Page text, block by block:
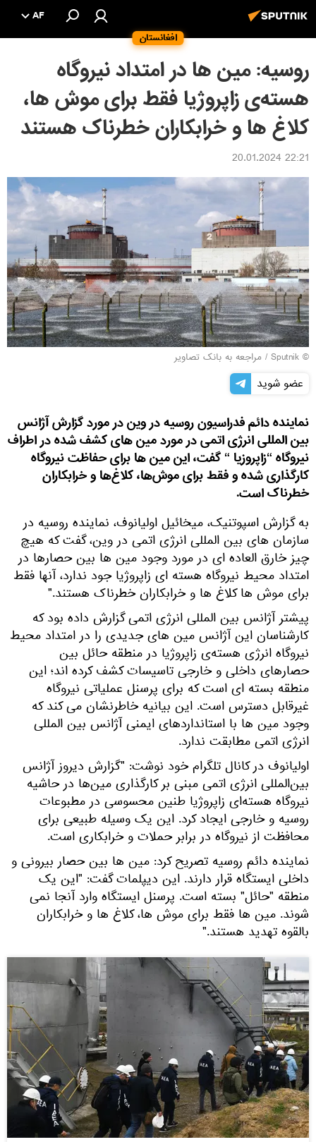
افغانستان
AF
روسیه: مین ها در امتداد نیروگاه
هسته‌ی زاپروژیا فقط برای موش ها،
کلاغ ها و خرابکاران خطرناک هستند
22:21 20.01.2024
© Sputnik
/ مراجعه به بانک تصاویر
عضو شوید
نماینده دائم فدراسیون روسیه در وین در مورد گزارش آژانس
بین المللی انرژی اتمی در مورد مین های کشف شده در اطراف
نیروگاه “زاپروزیا “ گفت، این مین ها برای حفاظت نیروگاه
کارگذاری شده و فقط برای موش‌ها، کلاغ‌ها و خرابکاران
خطرناک است.
به گزارش اسپوتنیک، میخائیل اولیانوف، نماینده روسیه در
سازمان های بین المللی انرژی اتمی در وین، گفت که هیچ
چیز خارق العاده ای در مورد وجود مین ها بین حصارها در
امتداد محیط نیروگاه هسته ای زاپروژیا جود ندارد، آنها فقط
برای موش ها کلاغ ها و خرابکاران خطرناک هستند."
پیشتر آژانس بین المللی انرژی اتمی گزارش داده بود که
کارشناسان این آژانس مین های جدیدی را در امتداد محیط
نیروگاه انرژی هسته‌ی زاپروژیا در منطقه حائل بین
حصارهای داخلی و خارجی تاسیسات کشف کرده اند؛ این
منطقه بسته ای است که برای پرسنل عملیاتی نیروگاه
غیرقابل دسترس است. این بیانیه خاطرنشان می کند که
وجود مین ها با استانداردهای ایمنی آژانس بین المللی
انرژی اتمی مطابقت ندارد.
اولیانوف در کانال تلگرام خود نوشت: "گزارش دیروز آژانس
بین‌المللی انرژی اتمی مبنی بر کارگذاری مین‌ها در حاشیه
نیروگاه هسته‌ای زاپروژیا طنین محسوسی در مطبوعات
روسیه و خارجی ایجاد کرد. این یک وسیله طبیعی برای
محافظت از نیروگاه در برابر حملات و خرابکاری است.
نماینده دائم روسیه تصریح کرد: مین ها بین حصار بیرونی و
داخلی ایستگاه قرار دارند. این دیپلمات گفت: "این یک
منطقه "حائل" بسته است. پرسنل ایستگاه وارد آنجا نمی
شوند. مین ها فقط برای موش ها، کلاغ ها و خرابکاران
بالقوه تهدید هستند."